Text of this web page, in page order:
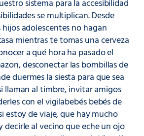
sistema para la accesibilidad
se multiplican. Desde
adolescentes no hagan
mientras te tomas una cerveza
a qué hora ha pasado el
desconectar las bombillas de
duermes la siesta para que sea
llaman al timbre, invitar amigos
con el vigilabebés bebés de
estoy de viaje, que hay mucho
decirle al vecino que eche un ojo